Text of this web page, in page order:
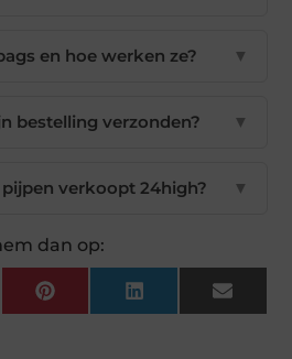
en hoe werken ze? ▼
bestelling verzonden? ▼
verkoopt 24high? ▼
dan op:
Pinterest LinkedIn Email